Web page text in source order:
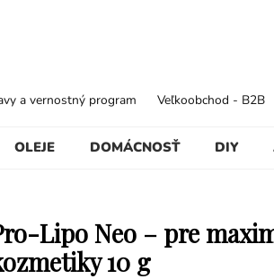
OLEJE DOMÁCNOSŤ DIY
a vernostný program Veľkoobchod - B2B
Lipo Neo – pre
10 g